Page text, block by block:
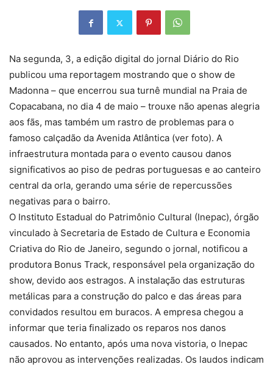
Na segunda, 3, a edição digital do jornal Diário do Rio
publicou uma reportagem mostrando que o show de
Madonna – que encerrou sua turnê mundial na Praia de
Copacabana, no dia 4 de maio – trouxe não apenas alegria
aos fãs, mas também um rastro de problemas para o
famoso calçadão da Avenida Atlântica (ver foto). A
infraestrutura montada para o evento causou danos
significativos ao piso de pedras portuguesas e ao canteiro
central da orla, gerando uma série de repercussões
negativas para o bairro.
O Instituto Estadual do Patrimônio Cultural (Inepac), órgão
vinculado à Secretaria de Estado de Cultura e Economia
Criativa do Rio de Janeiro, segundo o jornal, notificou a
produtora Bonus Track, responsável pela organização do
show, devido aos estragos. A instalação das estruturas
metálicas para a construção do palco e das áreas para
convidados resultou em buracos. A empresa chegou a
informar que teria finalizado os reparos nos danos
causados. No entanto, após uma nova vistoria, o Inepac
não aprovou as intervenções realizadas. Os laudos indicam